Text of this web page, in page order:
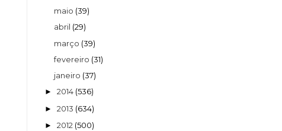
maio (39)
abril (29)
março (39)
fevereiro (31)
janeiro (37)
► 2014 (536)
► 2013 (634)
► 2012 (500)